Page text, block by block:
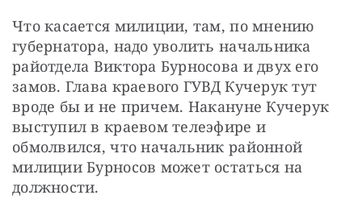
Что касается милиции, там, по мнению
губернатора, надо уволить начальника
райотдела Виктора Бурносова и двух его
замов. Глава краевого ГУВД Кучерук тут
вроде бы и не причем. Накануне Кучерук
выступил в краевом телеэфире и
обмолвился, что начальник районной
милиции Бурносов может остаться на
должности.